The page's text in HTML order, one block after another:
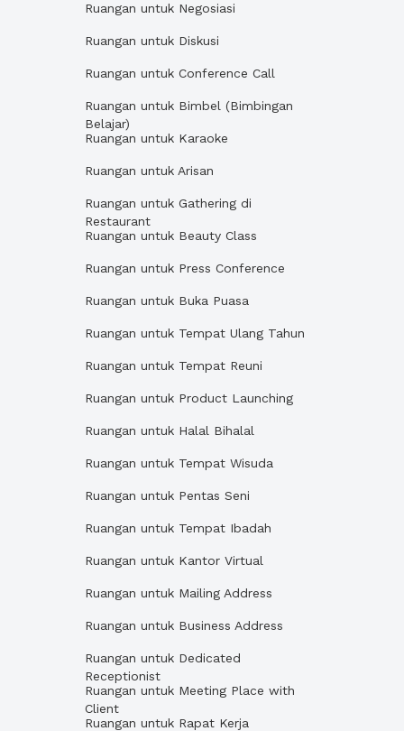
Ruangan untuk Negosiasi
Ruangan untuk Diskusi
Ruangan untuk Conference Call
Ruangan untuk Bimbel (Bimbingan
Belajar)
Ruangan untuk Karaoke
Ruangan untuk Arisan
Ruangan untuk Gathering di
Restaurant
Ruangan untuk Beauty Class
Ruangan untuk Press Conference
Ruangan untuk Buka Puasa
Ruangan untuk Tempat Ulang Tahun
Ruangan untuk Tempat Reuni
Ruangan untuk Product Launching
Ruangan untuk Halal Bihalal
Ruangan untuk Tempat Wisuda
Ruangan untuk Pentas Seni
Ruangan untuk Tempat Ibadah
Ruangan untuk Kantor Virtual
Ruangan untuk Mailing Address
Ruangan untuk Business Address
Ruangan untuk Dedicated
Receptionist
Ruangan untuk Meeting Place with
Client
Ruangan untuk Rapat Kerja